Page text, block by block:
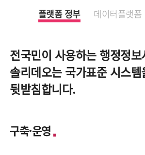
플랫폼 정부 데이터플랫폼
전국민이 사용하는 행정정보
솔리데오는 국가표준 시스템
뒷받침합니다.
구축·운영